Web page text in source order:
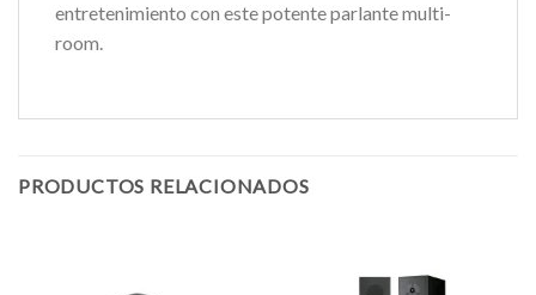
entretenimiento con este potente parlante multi-
room.
PRODUCTOS RELACIONADOS